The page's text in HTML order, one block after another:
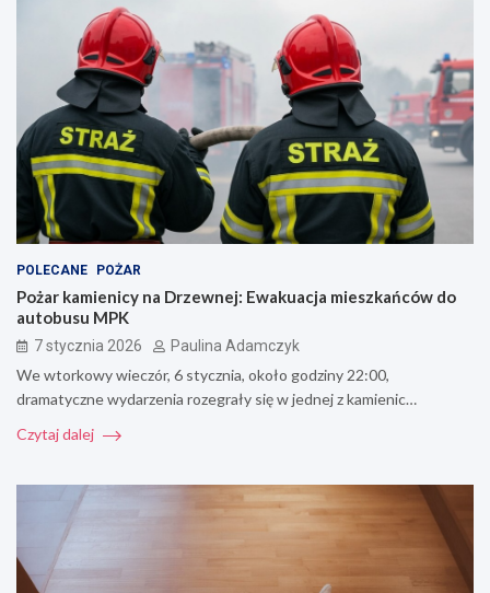
POLECANE POŻAR
Pożar kamienicy na Drzewnej: Ewakuacja mieszkańców do
autobusu MPK
7 stycznia 2026 Paulina Adamczyk
We wtorkowy wieczór, 6 stycznia, około godziny 22:00,
dramatyczne wydarzenia rozegrały się w jednej z kamienic…
Czytaj dalej